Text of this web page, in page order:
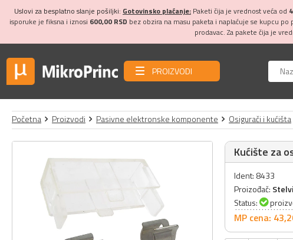
Uslovi za besplatno slanje pošiljki: Gotovinsko plaćanje: Paketi čija je vrednost veća od
isporuke je fiksna i iznosi 600,00 RSD bez obzira na masu paketa i naplaćuje se kupcu
prodavac. Za pakete čija je
PROIZVODI
Početna Proizvodi Pasivne elektronske komponente Osigurači i kućišta
Kućište za
Ident: 8433
Proizođač:
Status:
MP cena: 43,